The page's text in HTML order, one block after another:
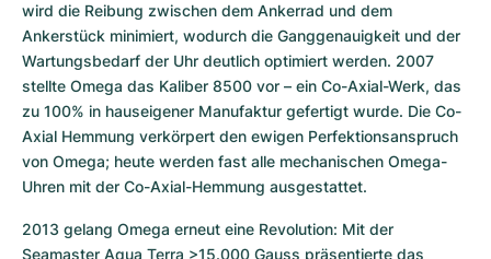
wird die Reibung zwischen dem Ankerrad und dem
Ankerstück minimiert, wodurch die Ganggenauigkeit und der
Wartungsbedarf der Uhr deutlich optimiert werden. 2007
stellte Omega das Kaliber 8500 vor – ein Co-Axial-Werk, das
zu 100% in hauseigener Manufaktur gefertigt wurde. Die Co-
Axial Hemmung verkörpert den ewigen Perfektionsanspruch
von Omega; heute werden fast alle mechanischen Omega-
Uhren mit der Co-Axial-Hemmung ausgestattet.
2013 gelang Omega erneut eine Revolution: Mit der
Seamaster Aqua Terra >15.000 Gauss präsentierte das